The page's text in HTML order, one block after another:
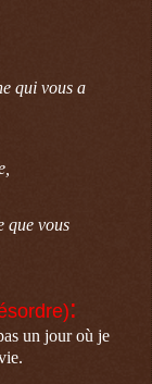
qui vous a
que vous
:
un jour où je